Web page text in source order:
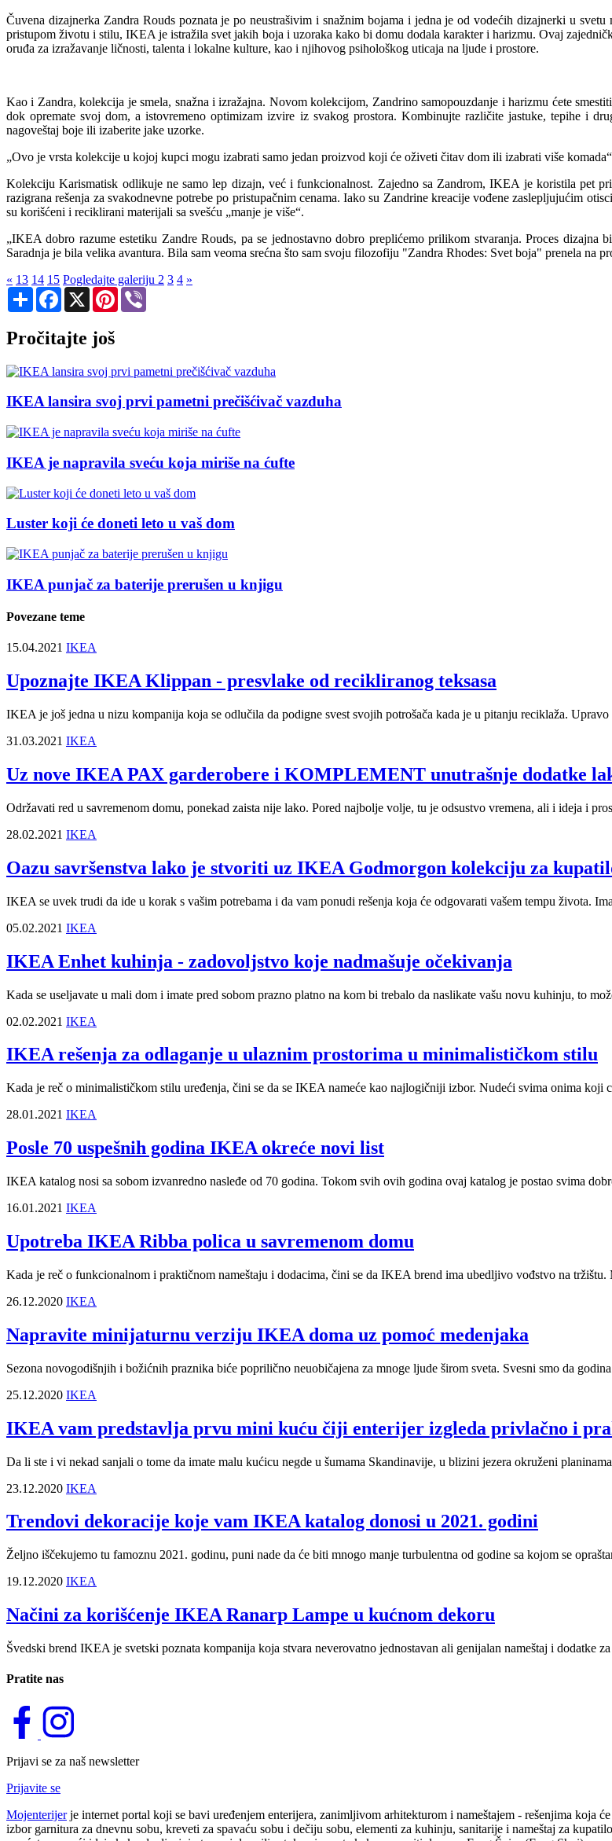
Čuvena dizajnerka Zandra Rouds poznata je po neustrašivim i snažnim bojama i jedna je od vodećih dizajnerki u
pristupom životu i stilu, IKEA je istražila svet jakih boja i uzoraka kako bi domu dodala karakter i harizmu. Ovaj
oruđa za izražavanje ličnosti, talenta i lokalne kulture, kao i njihovog psihološkog uticaja na ljude i prostore.
Kao i Zandra, kolekcija je smela, snažna i izražajna. Novom kolekcijom, Zandrino samopouzdanje i harizmu ćete
dok opremate svoj dom, a istovremeno optimizam izvire iz svakog prostora. Kombinujte različite jastuke, tepihe i
nagoveštaj boje ili izaberite jake uzorke.
„Ovo je vrsta kolekcije u kojoj kupci mogu izabrati samo jedan proizvod koji će oživeti čitav dom ili izabrati više
Kolekciju Karismatisk odlikuje ne samo lep dizajn, već i funkcionalnost. Zajedno sa Zandrom, IKEA je koristila pet
razigrana rešenja za svakodnevne potrebe po pristupačnim cenama. Iako su Zandrine kreacije vođene zaslepljujućim
su korišćeni i reciklirani materijali sa svešću „manje je više“.
„IKEA dobro razume estetiku Zandre Rouds, pa se jednostavno dobro preplićemo prilikom stvaranja. Proces
Saradnja je bila velika avantura. Bila sam veoma srećna što sam svoju filozofiju "Zandra Rhodes: Svet boja" prenela na
« 13 14 15 Pogledajte galeriju 2 3 4 »
Share Facebook
X Pinterest
Pročitajte još
IKEA lansira svoj prvi pametni prečišćivač vazduha
IKEA je napravila sveću koja miriše na ćufte
Luster koji će doneti leto u vaš dom
IKEA punjač za baterije prerušen u knjigu
Povezane teme
15.04.2021 IKEA
Upoznajte IKEA Klippan - presvlake od recikliranog teksasa
IKEA je još jedna u nizu kompanija koja se odlučila da podigne svest svojih potrošača kada je u pitanju reciklaža.
31.03.2021 IKEA
Uz nove IKEA PAX garderobere i KOMPLEMENT unutrašnje dodatke
Održavati red u savremenom domu, ponekad zaista nije lako. Pored najbolje volje, tu je odsustvo vremena, ali i ideja i
28.02.2021 IKEA
Oazu savršenstva lako je stvoriti uz IKEA Godmorgon kolekciju za
IKEA se uvek trudi da ide u korak s vašim potrebama i da vam ponudi rešenja koja će odgovarati vašem tempu života.
05.02.2021 IKEA
IKEA Enhet kuhinja - zadovoljstvo koje nadmašuje očekivanja
Kada se useljavate u mali dom i imate pred sobom prazno platno na kom bi trebalo da naslikate vašu novu kuhinju, to
02.02.2021 IKEA
IKEA rešenja za odlaganje u ulaznim prostorima u minimalističkom stilu
Kada je reč o minimalističkom stilu uređenja, čini se da se IKEA nameće kao najlogičniji izbor. Nudeći svima onima koji
28.01.2021 IKEA
Posle 70 uspešnih godina IKEA okreće novi list
IKEA katalog nosi sa sobom izvanredno nasleđe od 70 godina. Tokom svih ovih godina ovaj katalog je postao svima
16.01.2021 IKEA
Upotreba IKEA Ribba polica u savremenom domu
Kada je reč o funkcionalnom i praktičnom nameštaju i dodacima, čini se da IKEA brend ima ubedljivo vođstvo na
26.12.2020 IKEA
Napravite minijaturnu verziju IKEA doma uz pomoć medenjaka
Sezona novogodišnjih i božićnih praznika biće poprilično neuobičajena za mnoge ljude širom sveta. Svesni smo da
25.12.2020 IKEA
IKEA vam predstavlja prvu mini kuću čiji enterijer izgleda privlačno i
Da li ste i vi nekad sanjali o tome da imate malu kućicu negde u šumama Skandinavije, u blizini jezera okruženi
23.12.2020 IKEA
Trendovi dekoracije koje vam IKEA katalog donosi u 2021. godini
Željno iščekujemo tu famoznu 2021. godinu, puni nade da će biti mnogo manje turbulentna od godine sa kojom se
19.12.2020 IKEA
Načini za korišćenje IKEA Ranarp Lampe u kućnom dekoru
Švedski brend IKEA je svetski poznata kompanija koja stvara neverovatno jednostavan ali genijalan nameštaj i dodatke
Pratite nas
Prijavi se za naš newsletter
Prijavite se
Mojenterijerje internet portal koji se bavi uređenjem enterijera, zanimljivom arhitekturom i nameštajem - rešenjima koja
izbor garnitura za dnevnu sobu, kreveti za spavaću sobu i dečiju sobu, elementi za kuhinju, sanitarije i nameštaj za